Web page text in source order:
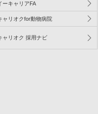
ーキャリアFA
ャリオクfor動物病院
ャリオク 採用ナビ